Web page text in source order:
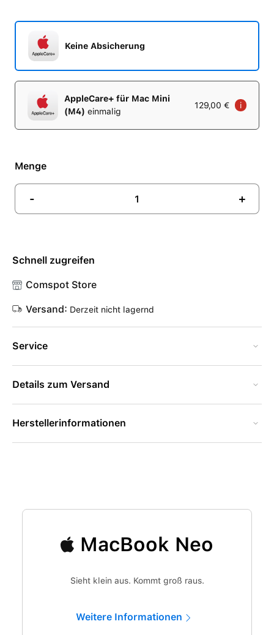
Keine Absicherung
AppleCare+ für Mac Mini
(M4) einmalig
129,00 € i
Menge
- +
Schnell zugreifen
Comspot Store
Versand: Derzeit nicht lagernd
Service
Details zum Versand
Herstellerinformationen
MacBook Neo
Sieht klein aus. Kommt groß raus.
Weitere Informationen